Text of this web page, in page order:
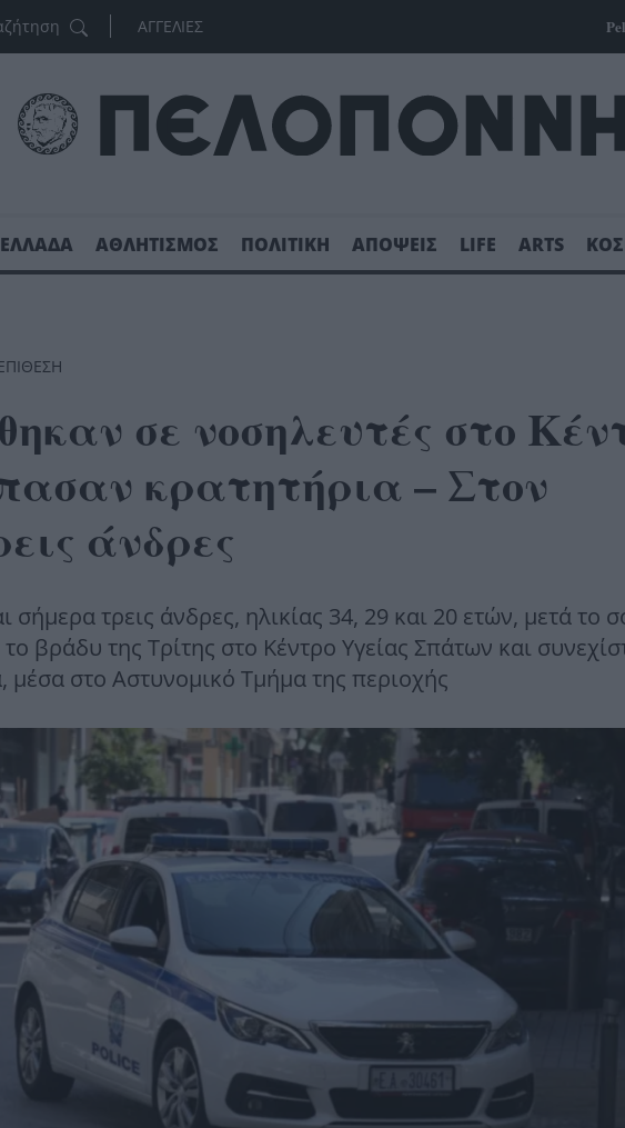
ΑΓΓΕΛΙΕΣ
ΕΛΛΑΔΑ ΑΘΛΗΤΙΣΜΟΣ ΠΟΛΙΤΙΚΗ ΑΠΟΨΕΙΣ LIFE ARTS
σε νοσηλευτές στο
κρατητήρια – Στον
άνδρες
σήμερα τρεις άνδρες, ηλικίας 34, 29 και 20 ετών, μετά το
βράδυ της Τρίτης στο Κέντρο Υγείας Σπάτων και
στο Αστυνομικό Τμήμα της περιοχής